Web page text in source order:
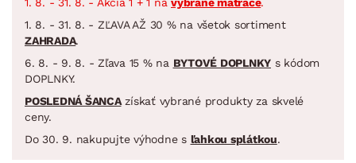
1. 8. - 31. 8. - ZĽAVA AŽ 30 % na všetok sortiment
ZAHRADA.
6. 8. - 9. 8. - Zľava 15 % na BYTOVÉ DOPLNKY s kódom
DOPLNKY.
POSLEDNÁ ŠANCAzískať vybrané produkty za skvelé
ceny.
Do 30. 9. nakupujte výhodne s ľahkou splátkou.